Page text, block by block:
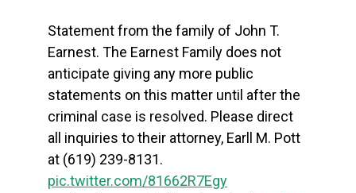
Statement from the family of John T.
Earnest. The Earnest Family does not
anticipate giving any more public
statements on this matter until after the
criminal case is resolved. Please direct
all inquiries to their attorney, Earll M. Pott
at (619) 239-8131.
pic.twitter.com/81662R7Egy